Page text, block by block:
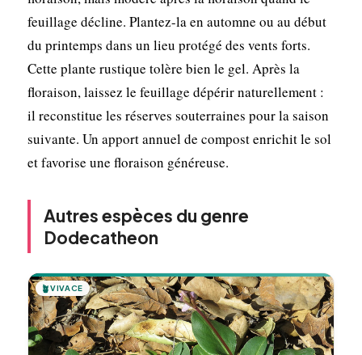
feuillage décline. Plantez-la en automne ou au début
du printemps dans un lieu protégé des vents forts.
Cette plante rustique tolère bien le gel. Après la
floraison, laissez le feuillage dépérir naturellement :
il reconstitue les réserves souterraines pour la saison
suivante. Un apport annuel de compost enrichit le sol
et favorise une floraison généreuse.
Autres espèces du genre
Dodecatheon
🪴VIVACE